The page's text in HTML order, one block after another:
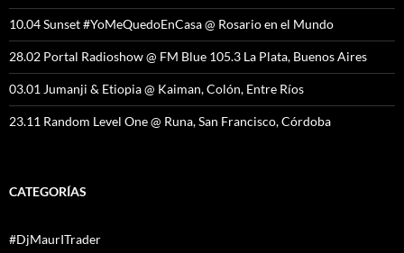
10.04 Sunset #YoMeQuedoEnCasa @ Rosario en el Mundo
28.02 Portal Radioshow @ FM Blue 105.3 La Plata, Buenos Aires
03.01 Jumanji & Etiopia @ Kaiman, Colón, Entre Ríos
23.11 Random Level One @ Runa, San Francisco, Córdoba
CATEGORÍAS
#DjMaurITrader